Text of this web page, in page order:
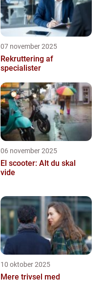
07 november 2025
Rekruttering af
specialister
06 november 2025
El scooter: Alt du skal
vide
10 oktober 2025
Mere trivsel med